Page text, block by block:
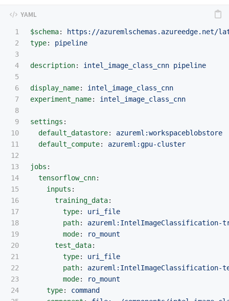
1
2
3
4
5
6
7
8
9
10
11
12
13
14
15
16
17
18
19
20
21
22
23
24
$schema:
https://azuremlschemas.azureedge.net/
type: pipeline
description: intel_image_class_cnn pipeline
display_name:
intel_image_class_cnn
experiment_name: intel_image_class_cnn
settings :
default_datastore:
azureml:workspaceblobstore
default_compute: azureml:gpu-cluster
jobs :
tensorflow_cnn:
inputs :
training_data:
type:
uri_file
path:
azureml:IntelImageClassification-
mode:
ro_mount
test_data:
type:
uri_file
path:
azureml:IntelImageClassification-
mode:
ro_mount
type:
command